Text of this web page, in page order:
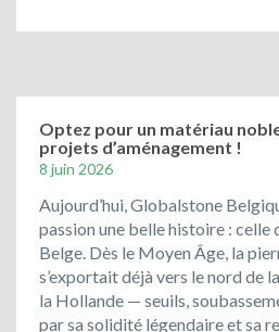
Global
Optez pour un matériau
projets d’aménagement !
8 juin 2026
Aujourd’hui, Globalstone
passion une belle histoire : celle
Belge. Dès le Moyen Âge, la
s’exportait déjà vers le nord de
la Hollande — seuils,
par sa solidité légendaire et sa